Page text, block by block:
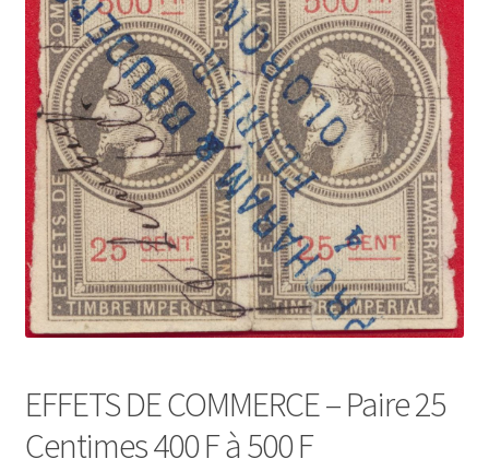
EFFETS DE COMMERCE – Paire 25
Centimes 400 F à 500 F